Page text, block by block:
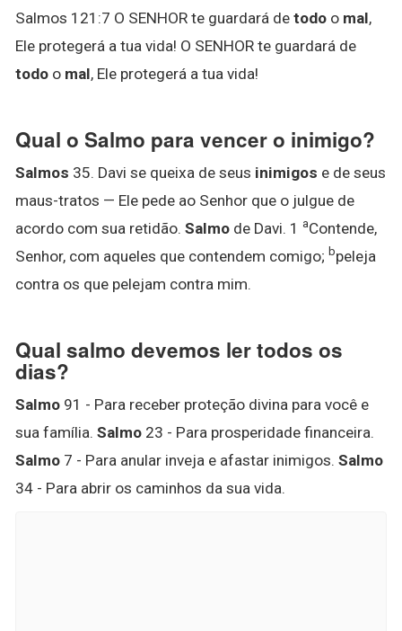
Salmos 121:7 O SENHOR te guardará de todo o mal,
Ele protegerá a tua vida! O SENHOR te guardará de
todo o mal, Ele protegerá a tua vida!
Qual o Salmo para vencer o inimigo?
Salmos 35. Davi se queixa de seus inimigos e de seus
maus-tratos — Ele pede ao Senhor que o julgue de
acordo com sua retidão. Salmo de Davi. 1 aContende,
Senhor, com aqueles que contendem comigo; bpeleja
contra os que pelejam contra mim.
Qual salmo devemos ler todos os
dias?
Salmo 91 - Para receber proteção divina para você e
sua família. Salmo 23 - Para prosperidade financeira.
Salmo 7 - Para anular inveja e afastar inimigos. Salmo
34 - Para abrir os caminhos da sua vida.